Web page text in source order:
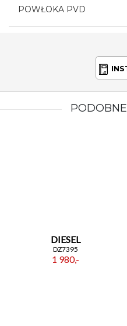
POWŁOKA PVD
PODOBNE
DIESEL
DZ7395
1 980,-